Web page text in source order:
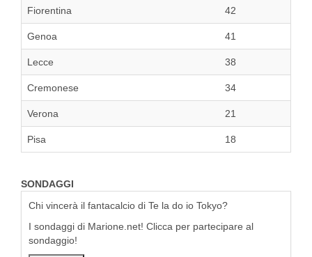
Fiorentina 42
Genoa 41
Lecce 38
Cremonese 34
Verona 21
Pisa 18
SONDAGGI
Chi vincerà il fantacalcio di Te la do io Tokyo?
I sondaggi di Marione.net! Clicca per partecipare al
sondaggio!